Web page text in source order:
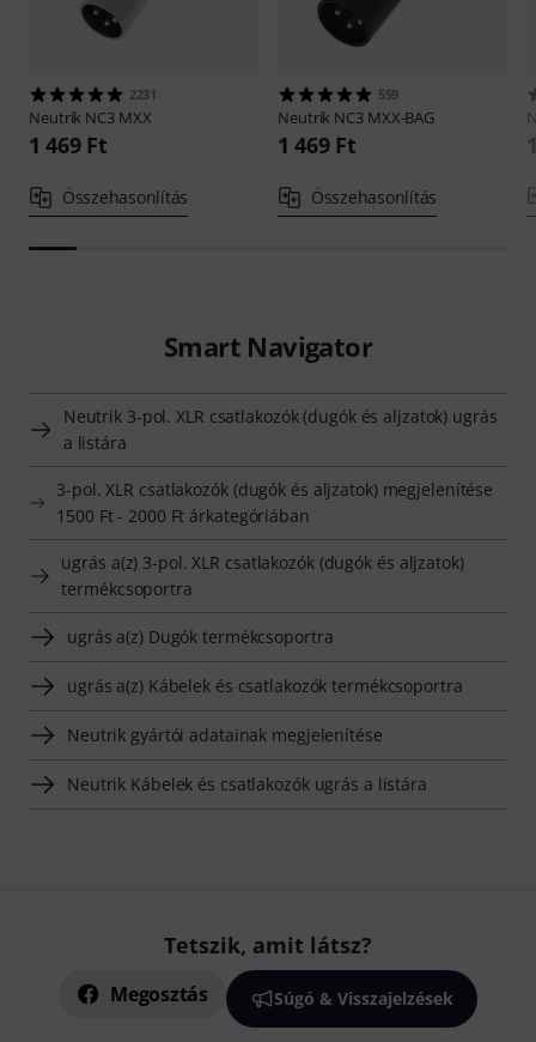
2231
Neutrik NC3 MXX
1 469 Ft
Összehasonlítás
559
Neutrik NC3 MXX-BAG
1 469 Ft
Összehasonlítás
Smart Navigator
Neutrik 3-pol. XLR csatlakozók (dugók és aljzatok) ugrás
a listára
3-pol. XLR csatlakozók (dugók és aljzatok) megjelenítése
1500 Ft - 2000 Ft árkategóriában
ugrás a(z) 3-pol. XLR csatlakozók (dugók és aljzatok)
termékcsoportra
ugrás a(z) Dugók termékcsoportra
ugrás a(z) Kábelek és csatlakozók termékcsoportra
Neutrik gyártói adatainak megjelenítése
Neutrik Kábelek és csatlakozók ugrás a listára
Tetszik, amit látsz?
Megosztás Súgó & Visszajelzések